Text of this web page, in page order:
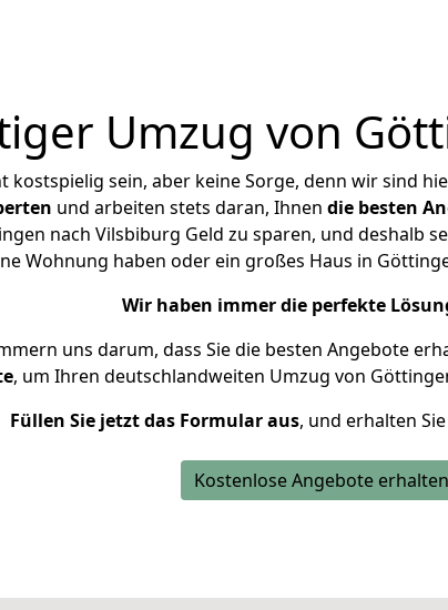
Umzug von
sein, aber keine Sorge, denn wir sind
und arbeiten stets daran, Ihnen die besten
nach Vilsbiburg Geld zu sparen, und deshalb
Wohnung haben oder ein großes Haus in
Wir haben immer die perfekte
uns darum, dass Sie die besten Angebote
, um Ihren deutschlandweiten Umzug von
Füllen Sie jetzt das Formular aus, und erhalten
Kostenlose Angebote erhalten